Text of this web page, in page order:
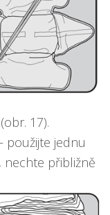
17).
použijte jednu
nechte přibližně